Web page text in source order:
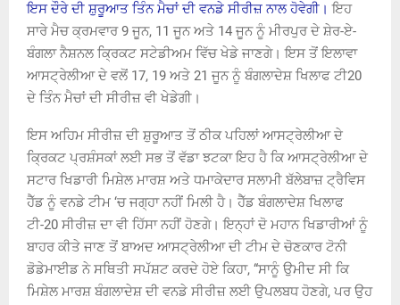
ਇਸ ਦੌਰੇ ਦੀ ਸ਼ੁਰੂਆਤ ਤਿੰਨ ਮੈਚਾਂ ਦੀ ਵਨਡੇ ਸੀਰੀਜ਼ ਨਾਲ ਹੋਵੇਗੀ। ਇਹ
ਸਾਰੇ ਮੈਚ ਕ੍ਰਮਵਾਰ 9 ਜੂਨ, 11 ਜੂਨ ਅਤੇ 14 ਜੂਨ ਨੂੰ ਮੀਰਪੁਰ ਦੇ ਸ਼ੇਰ-ਏ-
ਬੰਗਲਾ ਨੈਸ਼ਨਲ ਕ੍ਰਿਕਟ ਸਟੇਡੀਅਮ ਵਿੱਚ ਖੇਡੇ ਜਾਣਗੇ। ਇਸ ਤੋਂ ਇਲਾਵਾ
ਆਸਟ੍ਰੇਲੀਆ ਦੇ ਵਲੋਂ 17, 19 ਅਤੇ 21 ਜੂਨ ਨੂੰ ਬੰਗਲਾਦੇਸ਼ ਖਿਲਾਫ ਟੀ20
ਦੇ ਤਿੰਨ ਮੈਚਾਂ ਦੀ ਸੀਰੀਜ਼ ਵੀ ਖੇਡੇਗੀ।
ਇਸ ਅਹਿਮ ਸੀਰੀਜ਼ ਦੀ ਸ਼ੁਰੂਆਤ ਤੋਂ ਠੀਕ ਪਹਿਲਾਂ ਆਸਟ੍ਰੇਲੀਆ ਦੇ
ਕ੍ਰਿਕਟ ਪ੍ਰਸ਼ੰਸਕਾਂ ਲਈ ਸਭ ਤੋਂ ਵੱਡਾ ਝਟਕਾ ਇਹ ਹੈ ਕਿ ਆਸਟ੍ਰੇਲੀਆ ਦੇ
ਸਟਾਰ ਖਿਡਾਰੀ ਮਿਸ਼ੇਲ ਮਾਰਸ਼ ਅਤੇ ਧਮਾਕੇਦਾਰ ਸਲਾਮੀ ਬੱਲੇਬਾਜ਼ ਟ੍ਰੈਵਿਸ
ਹੈੱਡ ਨੂੰ ਵਨਡੇ ਟੀਮ ‘ਚ ਜਗ੍ਹਾ ਨਹੀਂ ਮਿਲੀ ਹੈ। ਹੈੱਡ ਬੰਗਲਾਦੇਸ਼ ਖਿਲਾਫ
ਟੀ-20 ਸੀਰੀਜ਼ ਦਾ ਵੀ ਹਿੱਸਾ ਨਹੀਂ ਹੋਣਗੇ। ਇਨ੍ਹਾਂ ਦੋ ਮਹਾਨ ਖਿਡਾਰੀਆਂ ਨੂੰ
ਬਾਹਰ ਕੀਤੇ ਜਾਣ ਤੋਂ ਬਾਅਦ ਆਸਟ੍ਰੇਲੀਆ ਦੀ ਟੀਮ ਦੇ ਚੋਣਕਾਰ ਟੋਨੀ
ਡੋਡੇਮਾਈਡ ਨੇ ਸਥਿਤੀ ਸਪੱਸ਼ਟ ਕਰਦੇ ਹੋਏ ਕਿਹਾ, “ਸਾਨੂੰ ਉਮੀਦ ਸੀ ਕਿ
ਮਿਸ਼ੇਲ ਮਾਰਸ਼ ਬੰਗਲਾਦੇਸ਼ ਦੀ ਵਨਡੇ ਸੀਰੀਜ਼ ਲਈ ਉਪਲਬਧ ਹੋਣਗੇ, ਪਰ ਉਹ